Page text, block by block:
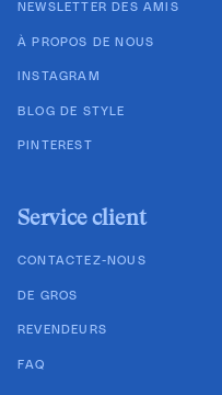
NEWSLETTER DES AMIS
À PROPOS DE NOUS
INSTAGRAM
BLOG DE STYLE
PINTEREST
Service client
CONTACTEZ-NOUS
DE GROS
REVENDEURS
FAQ